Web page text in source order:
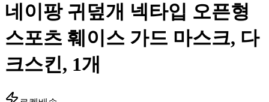
네이팡 귀덮개 넥타입 오픈형
스포츠 훼이스 가드 마스크, 다
크스킨, 1개